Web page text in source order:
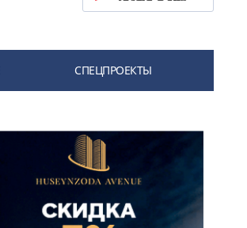
СПЕЦПРОЕКТЫ